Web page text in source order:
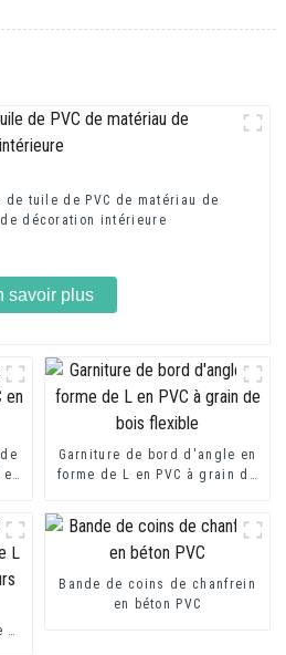
tuile de PVC de matériau de
décoration intérieure
savoir plus
Garniture de bord d'angle en
forme de L en PVC à grain de
L
Bande de coins de chanfrein
en béton PVC